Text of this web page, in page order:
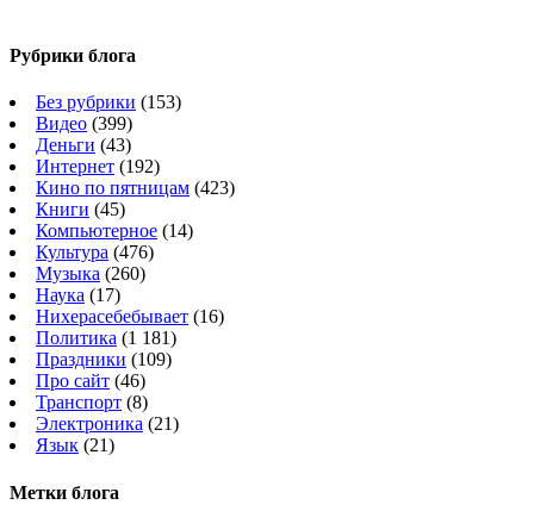
Рубрики блога
Без рубрики (153)
Видео (399)
Деньги (43)
Интернет (192)
Кино по пятницам (423)
Книги (45)
Компьютерное (14)
Культура (476)
Музыка (260)
Наука (17)
Нихерасебебывает (16)
Политика (1 181)
Праздники (109)
Про сайт (46)
Транспорт (8)
Электроника (21)
Язык (21)
Метки блога